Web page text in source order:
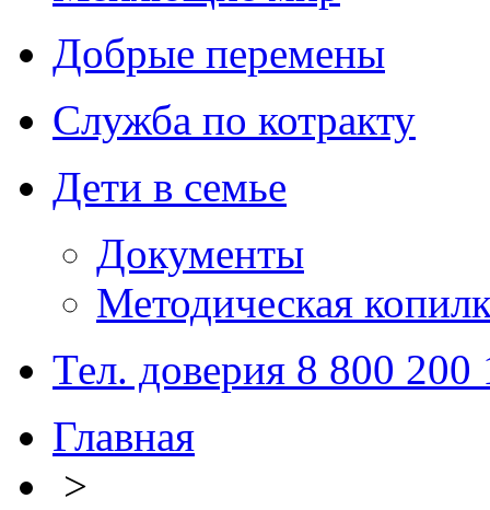
Добрые перемены
Служба по котракту
Дети в семье
Документы
Методическая
Тел. доверия 8 800 200
Главная
>